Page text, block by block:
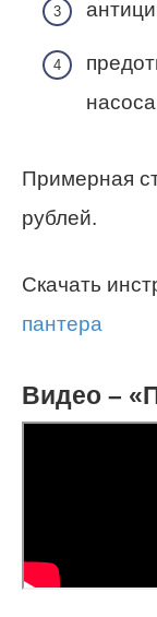
Примерная
рублей.
Скачать
пантера
Видео –